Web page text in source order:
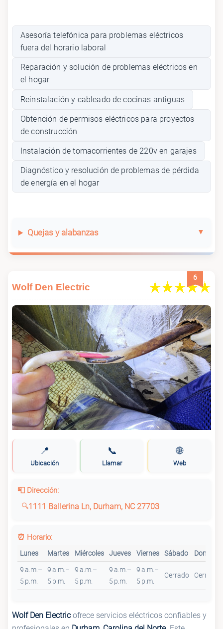
Asesoría telefónica para problemas eléctricos
fuera del horario laboral
Reparación y solución de problemas eléctricos en
el hogar
Reinstalación y cableado de cocinas antiguas
Obtención de permisos eléctricos para proyectos
de construcción
Instalación de tomacorrientes de 220v en garajes
Diagnóstico y resolución de problemas de pérdida
de energía en el hogar
Quejas y alabanzas
6
Wolf Den Electric
📍
Ubicación
📞
Llamar
🌐
Web
📮 Dirección:
1111 Ballerina Ln, Durham, NC 27703
⏰ Horario:
Lunes Martes Miércoles Jueves Viernes Sábado Domingo
9 a.m.–
5 p.m.
9 a.m.–
5 p.m.
9 a.m.–
5 p.m.
9 a.m.–
5 p.m.
9 a.m.–
5 p.m.
Cerrado Cerrado
Wolf Den Electricofrece servicios eléctricos confiables y